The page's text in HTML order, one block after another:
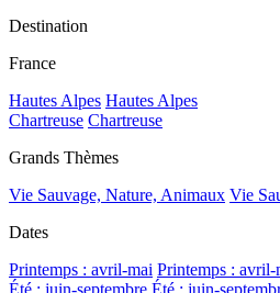
Destination
France
Hautes Alpes Hautes Alpes
Chartreuse Chartreuse
Grands Thèmes
Vie Sauvage, Nature, Animaux Vie
Dates
Printemps : avril-mai Printemps : avril-